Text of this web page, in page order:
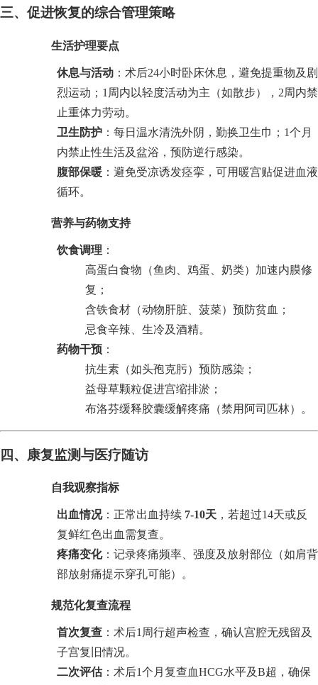
三、促进恢复的综合管理策略
生活护理要点
休息与活动 ：术后24小时卧床休息，避免提重物及剧
烈运动；1周内以轻度活动为主（如散步），2周内禁
止重体力劳动。
卫生防护 ：每日温水清洗外阴，勤换卫生巾；1个月
内禁止性生活及盆浴，预防逆行感染。
腹部保暖 ：避免受凉诱发痉挛，可用暖宫贴促进血液
循环。
营养与药物支持
饮食调理 ：
高蛋白食物（鱼肉、鸡蛋、奶类）加速内膜修
复；
含铁食材（动物肝脏、菠菜）预防贫血；
忌食辛辣、生冷及酒精。
药物干预 ：
抗生素（如头孢克肟）预防感染；
益母草颗粒促进宫缩排淤；
布洛芬缓释胶囊缓解疼痛（禁用阿司匹林）。
四、康复监测与医疗随访
自我观察指标
出血情况：正常出血持续 7-10天 ，若超过14天或反
复鲜红色出血需复查。
疼痛变化：记录疼痛频率、强度及放射部位（如肩背
部放射痛提示穿孔可能）。
规范化复查流程
首次复查 ：术后1周行超声检查，确认宫腔无残留及
子宫复旧情况。
二次评估：术后1个月复查血HCG水平及B超，确保